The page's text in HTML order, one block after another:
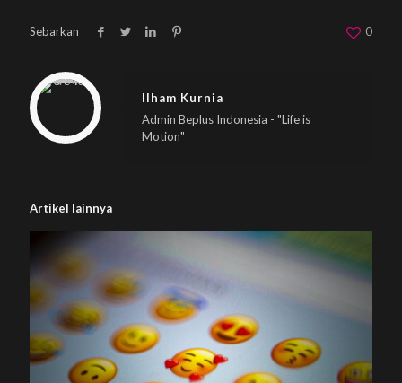
Sebarkan 0
Warning
: Trying to access array offset on null in
/home/u833233641/domains/beplus.id/public_html/wp-content/themes/betheme/includes/content-single.php
on line
286
Ilham Kurnia
Admin Beplus Indonesia - "Life is
Motion"
Artikel lainnya